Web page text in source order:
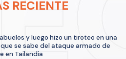
RECIENTE
y luego hizo un tiroteo en una
se sabe del ataque armado de
en Tailandia